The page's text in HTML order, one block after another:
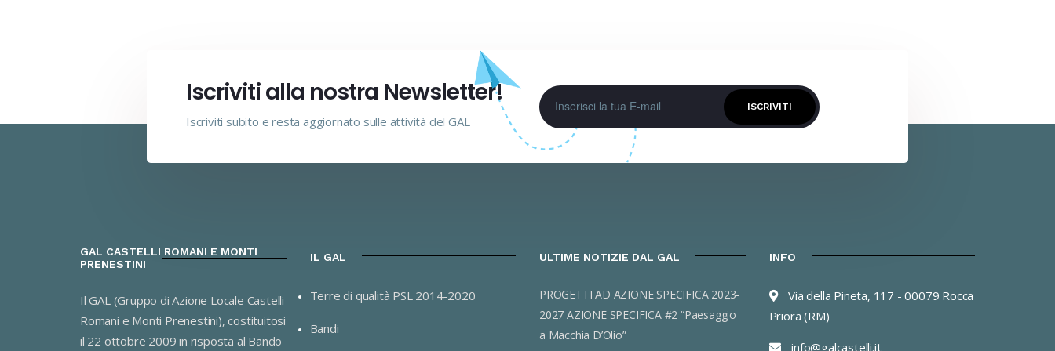
Iscriviti alla nostra Newsletter!
Iscriviti subito e resta aggiornato sulle attività del GAL
ISCRIVITI
GAL CASTELLI ROMANI E MONTI
PRENESTINI
Il GAL (Gruppo di Azione Locale Castelli
Romani e Monti Prenestini), costituitosi
il 22 ottobre 2009 in risposta al Bando
IL GAL
Terre di qualità PSL 2014-2020
Bandi
ULTIME NOTIZIE DAL GAL
PROGETTI AD AZIONE SPECIFICA 2023-
2027 AZIONE SPECIFICA #2 “Paesaggio
a Macchia D’Olio”
INFO
Via della Pineta, 117 - 00079 Rocca
Priora (RM)
info@galcastelli.it